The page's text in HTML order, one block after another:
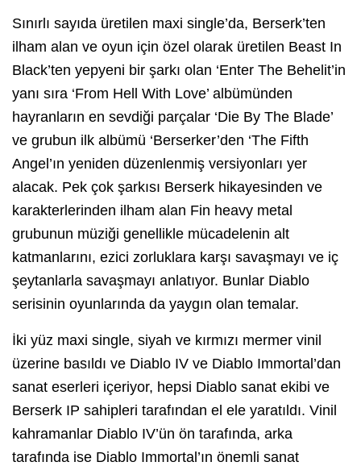
Sınırlı sayıda üretilen maxi single’da, Berserk’ten
ilham alan ve oyun için özel olarak üretilen Beast In
Black’ten yepyeni bir şarkı olan ‘Enter The Behelit’in
yanı sıra ‘From Hell With Love’ albümünden
hayranların en sevdiği parçalar ‘Die By The Blade’
ve grubun ilk albümü ‘Berserker’den ‘The Fifth
Angel’ın yeniden düzenlenmiş versiyonları yer
alacak. Pek çok şarkısı Berserk hikayesinden ve
karakterlerinden ilham alan Fin heavy metal
grubunun müziği genellikle mücadelenin alt
katmanlarını, ezici zorluklara karşı savaşmayı ve iç
şeytanlarla savaşmayı anlatıyor. Bunlar Diablo
serisinin oyunlarında da yaygın olan temalar.
İki yüz maxi single, siyah ve kırmızı mermer vinil
üzerine basıldı ve Diablo IV ve Diablo Immortal’dan
sanat eserleri içeriyor, hepsi Diablo sanat ekibi ve
Berserk IP sahipleri tarafından el ele yaratıldı. Vinil
kahramanlar Diablo IV’ün ön tarafında, arka
tarafında ise Diablo Immortal’ın önemli sanat